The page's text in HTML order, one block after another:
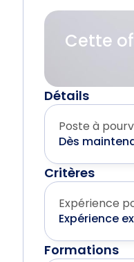
Cette
Détails
Poste à
Dès
Critères
Expérience
Expérience
Formations